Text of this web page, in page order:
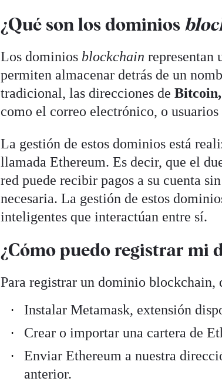
¿Qué son los dominios
Los dominios blockchainrepresentan
permiten almacenar detrás de un
tradicional, las direcciones de
como el correo electrónico, o usuarios
La gestión de estos dominios está
llamada Ethereum. Es decir, que el
red puede recibir pagos a su cuenta
necesaria. La gestión de estos
inteligentes que interactúan entre sí.
¿Cómo puedo registrar mi
Para registrar un dominio blockchain,
Instalar Metamask, extensión
Crear o importar una cartera de
Enviar Ethereum a nuestra
anterior.